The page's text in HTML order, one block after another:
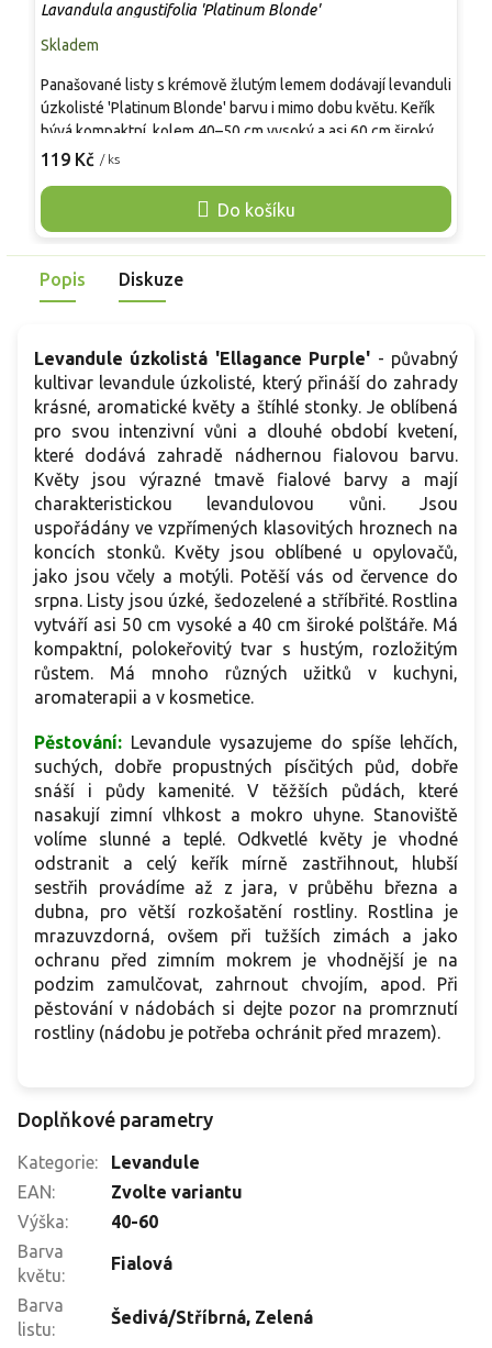
Lavandula angustifolia 'Platinum Blonde'
Skladem
119 Kč / ks
Do košíku
Panašované listy s krémově žlutým lemem dodávají levanduli
úzkolisté 'Platinum Blonde' barvu i mimo dobu květu. Keřík
bývá kompaktní, kolem 40–50 cm vysoký a asi 60 cm široký, v
červnu až červenci nese modrofialové klasy s typickou vůní
pohybuje přibližně do –23 °C, důležitá je propustná půda.
Hodí se na slunné suché záhony, do štěrkových výsadeb i do
olistěním. Uplatní se v nádobách, na suchých záhonech i v
bylinkových partiích.
Popis Diskuze
Levandule úzkolistá 'Ellagance Purple' - půvabný
kultivar levandule úzkolisté, který přináší do zahrady
krásné, aromatické květy a štíhlé stonky. Je oblíbená
pro svou intenzivní vůni a dlouhé období kvetení,
které dodává zahradě nádhernou fialovou barvu.
Květy jsou výrazné tmavě fialové barvy a mají
charakteristickou levandulovou vůni. Jsou
uspořádány ve vzpřímených klasovitých hroznech na
koncích stonků. Květy jsou oblíbené u opylovačů,
jako jsou včely a motýli. Potěší vás od července do
srpna. Listy jsou úzké, šedozelené a stříbřité. Rostlina
vytváří asi 50 cm vysoké a 40 cm široké polštáře. Má
kompaktní, polokeřovitý tvar s hustým, rozložitým
růstem. Má mnoho různých užitků v kuchyni,
aromaterapii a v kosmetice.
Pěstování: Levandule vysazujeme do spíše lehčích,
suchých, dobře propustných písčitých půd, dobře
snáší i půdy kamenité. V těžších půdách, které
nasakují zimní vlhkost a mokro uhyne. Stanoviště
volíme slunné a teplé. Odkvetlé květy je vhodné
odstranit a celý keřík mírně zastřihnout, hlubší
sestřih provádíme až z jara, v průběhu března a
dubna, pro větší rozkošatění rostliny. Rostlina je
mrazuvzdorná, ovšem při tužších zimách a jako
ochranu před zimním mokrem je vhodnější je na
podzim zamulčovat, zahrnout chvojím, apod. Při
pěstování v nádobách si dejte pozor na promrznutí
rostliny (nádobu je potřeba ochránit před mrazem).
Doplňkové parametry
Kategorie:
Levandule
EAN:
Zvolte variantu
Výška:
40-60
Barva
květu:
Fialová
Barva
listu:
Šedivá/Stříbrná, Zelená